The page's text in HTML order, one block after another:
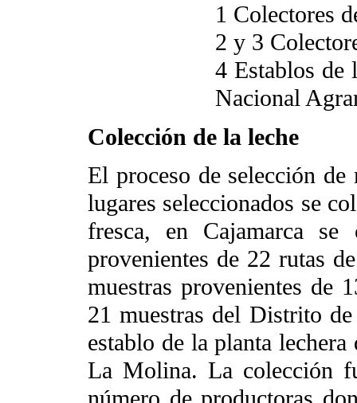
1 Colectores
2 y 3
4 Establos de
Nacional
Colección de la leche
El proceso de selección
lugares seleccionados se
fresca, en Cajamarca se
provenientes de 22 rutas
muestras provenientes de
21 muestras del Distrito
establo de la planta
La Molina. La colección